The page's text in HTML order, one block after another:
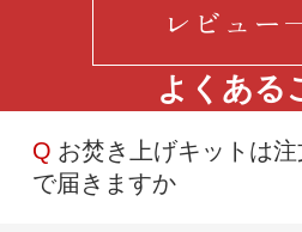
レビュー
よくある
Q お焚き上げキットは
で届きますか